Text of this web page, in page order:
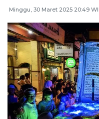
Minggu, 30 Maret 2025 20:49